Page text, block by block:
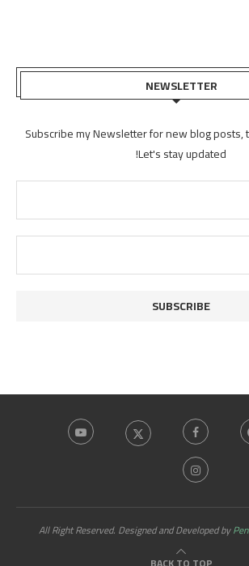
NEWSLETTER
Subscribe my Newsletter for new blog posts,
Let's stay updated!